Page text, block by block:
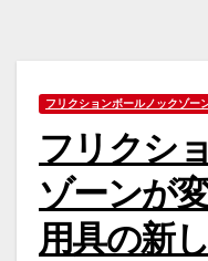
フリクションボールノックゾー
フリクシ
ゾーンが
用具の新